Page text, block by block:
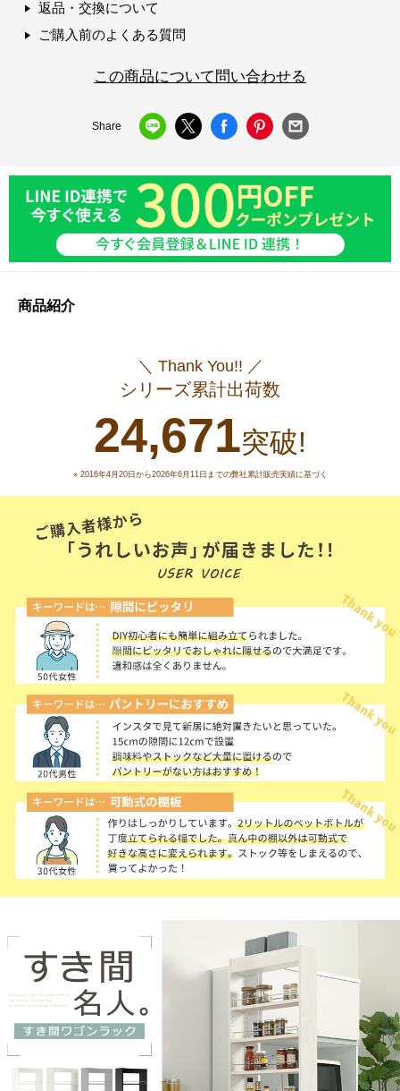
返品・交換について
ご購入前のよくある質問
この商品について問い合わせる
Share
商品紹介
＼ Thank You!! ／
シリーズ累計出荷数
24,671突破!
※ 2016年4月20日から2026年6月11日までの弊社累計販売実績に基づく